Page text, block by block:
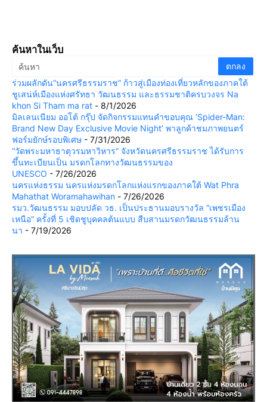
ค้นหาในเว็บ
ร่วมผลักดัน“นครศรีธรรมราช” ก้าวสู่เมืองท่องเที่ยวหลักของภาคใต้
ชูเสน่ห์เมืองแห่งศรัทธา วัฒนธรรม และธรรมชาติครบวงจร Na
khon Si Tham ma rat - 8/1/2026
มิลเลนเนียม ออโต้ กรุ๊ป จัดกิจกรรมแทนคำขอบคุณ ‘Spider-Man:
Brand New Day Exclusive Movie Night’ พาลูกค้าชมภาพยนตร์
ฟอร์มยักษ์รอบพิเศษ - 7/31/2026
“วัดพระมหาธาตุวรมหาวิหาร” จังหวัดนครศรีธรรมราช ได้รับการ
ขึ้นทะเบียนเป็น มรดกโลกทางวัฒนธรรมของ
UNESCO - 7/26/2026
นครแห่งธรรม นครแห่งมรดกโลกแห่งแรกของภาคใต้ Wat Phra
Mahathat Woramahawihan - 7/26/2026
รมว.วัฒนธรรม มอบปลัด วธ. เป็นประธานมอบรางวัล “เพชรเมือง
เหนือ” ครั้งที่ 5 เชิดชูบุคคลต้นแบบ สืบสานมรดกวัฒนธรรมล้าน
นา - 7/19/2026